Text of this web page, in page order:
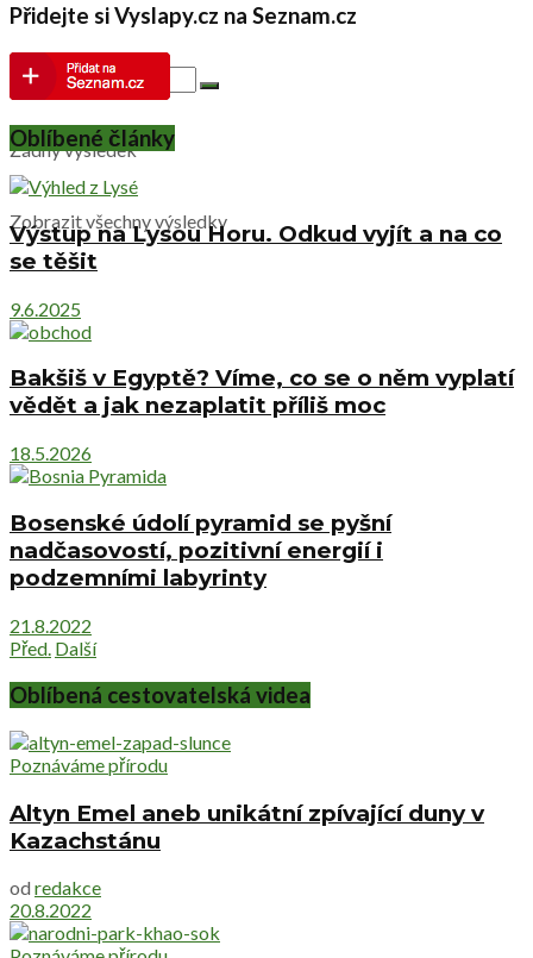
Žádný výsledek
Zobrazit všechny výsledky
Přidejte si Vyslapy.cz na Seznam.cz
Oblíbené články
Výstup na Lysou Horu. Odkud vyjít a na co
se těšit
9.6.2025
Bakšiš v Egyptě? Víme, co se o něm vyplatí
vědět a jak nezaplatit příliš moc
18.5.2026
Bosenské údolí pyramid se pyšní
nadčasovostí, pozitivní energií i
podzemními labyrinty
21.8.2022
Před. Další
Oblíbená cestovatelská videa
Poznáváme přírodu
Altyn Emel aneb unikátní zpívající duny v
Kazachstánu
od redakce
20.8.2022